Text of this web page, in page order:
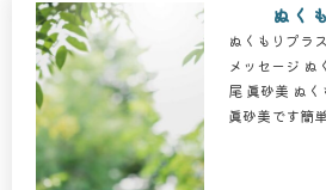
ぬく
ぬくもりプラ
メッセージ
尾 眞砂美 ぬ
眞砂美です簡